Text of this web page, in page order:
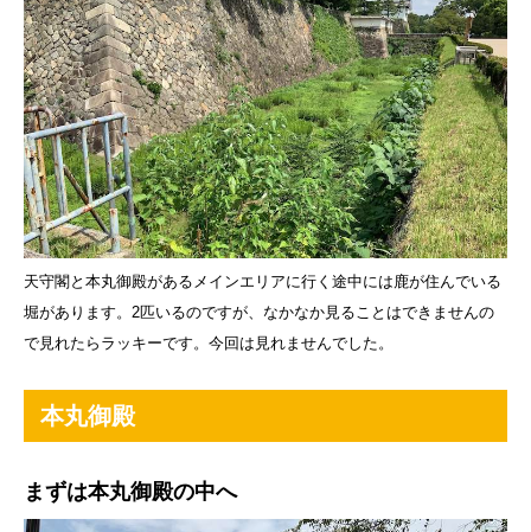
天守閣と本丸御殿があるメインエリアに行く途中には鹿が住んでいる
堀があります。2匹いるのですが、なかなか見ることはできませんの
で見れたらラッキーです。今回は見れませんでした。
本丸御殿
まずは本丸御殿の中へ